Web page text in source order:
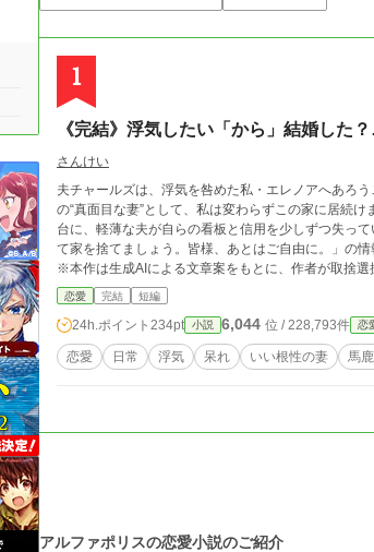
1
《完結》浮気したい「から」結婚した
さんけい
夫チャールズは、浮気を咎めた私・エレノアへあろ
の“真面目な妻”として、私は変わらずこの家に居続
台に、軽薄な夫が自らの看板と信用を少しずつ失っていく、静かな皮肉と因
て家を捨てましょう。皆様、あとはご自由に。」の
※本作は生成AIによる文章案をもとに、作者が取捨
りません。
恋愛 完結 短編
24h.ポイント 234pt 小説 6,044 位 / 228,793件 恋
恋愛 日常 浮気 呆れ いい根性の妻 馬
アルファポリスの恋愛小説のご紹介